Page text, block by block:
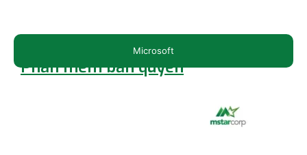
Phần mềm bản quyền
Microsoft